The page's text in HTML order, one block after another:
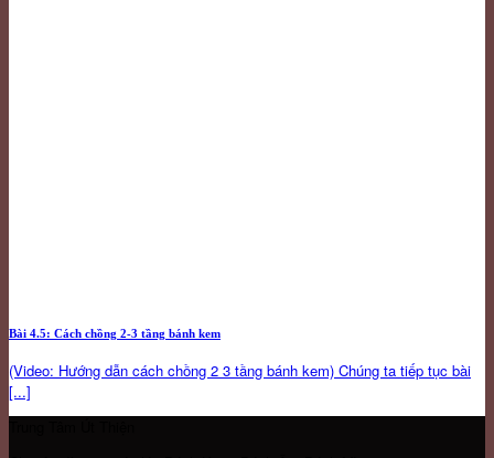
Bài 4.5: Cách chồng 2-3 tầng bánh kem
(Video: Hướng dẫn cách chồng 2 3 tầng bánh kem) Chúng ta tiếp tục bài
[...]